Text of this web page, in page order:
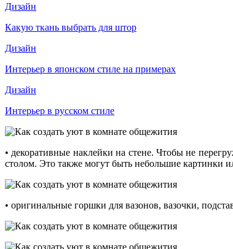
Дизайн
Какую ткань выбрать для штор
Дизайн
Интерьер в японском стиле на примерах
Дизайн
Интерьер в русском стиле
• декоративные наклейки на стене. Чтобы не
столом. Это также могут быть небольшие картинки
• оригинальные горшки для вазонов, вазочки,